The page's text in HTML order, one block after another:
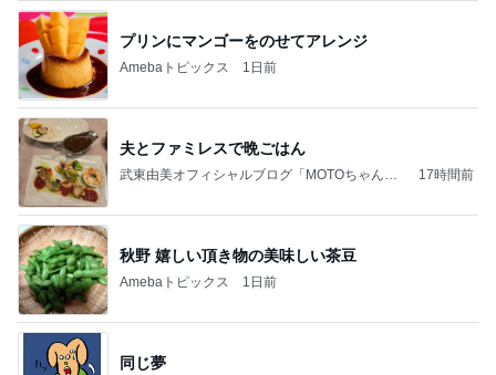
プリンにマンゴーをのせてアレンジ
Amebaトピックス 1日前
夫とファミレスで晩ごはん
武東由美オフィシャルブログ「MOTOちゃんと
17時間前
秋野 嬉しい頂き物の美味しい茶豆
Amebaトピックス 1日前
同じ夢